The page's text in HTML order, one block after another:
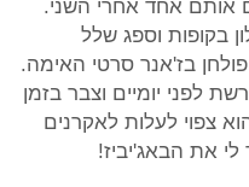
אותם אחד אחרי השני.
בקופות וספג שלל
בז'אנר סרטי האימה.
לפני יומיים וצבר בזמן
הוא צפוי לעלות לאקרנים